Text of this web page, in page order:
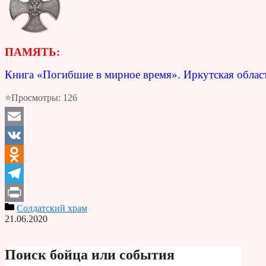
ПАМЯТЬ:
Книга «Погибшие в мирное время». Иркутская
⭐Просмотры: 126
Email
VK
Odnoklassniki
Telegram
PrintСолдатский храм
21.06.2020
Поиск бойца или события